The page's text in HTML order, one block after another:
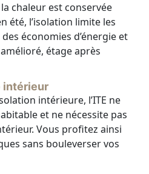
chaleur est conservée
été, l’isolation limite les
économies d’énergie et
étage après
intérieur
intérieure, l’ITE ne
et ne nécessite pas
Vous profitez ainsi
sans bouleverser vos